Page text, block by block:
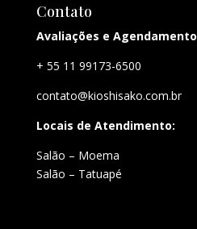
Contato
Avaliações e Agendamento
+ 55 11 99173-6500
contato@kioshisako.com.br
Locais de Atendimento:
Salão – Moema
Salão – Tatuapé